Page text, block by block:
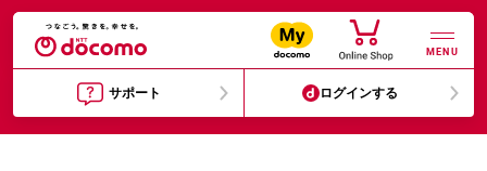
MENU
サポート ログインする